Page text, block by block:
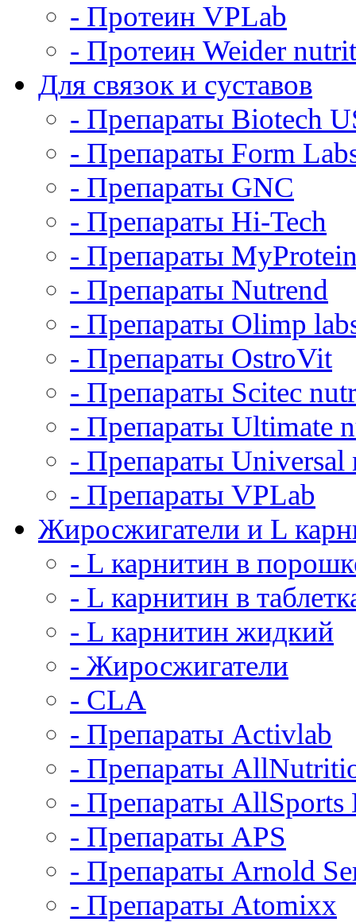
- Протеин VPLab
- Протеин Weider
Для связок и суставов
- Препараты Biotech
- Препараты Form
- Препараты GNC
- Препараты Hi-Tech
- Препараты
- Препараты Nutrend
- Препараты Olimp
- Препараты OstroVit
- Препараты Scitec
- Препараты Ultimate
- Препараты
- Препараты VPLab
Жиросжигатели и L
- L карнитин в
- L карнитин в
- L карнитин жидкий
- Жиросжигатели
- CLA
- Препараты Activlab
- Препараты
- Препараты AllSports
- Препараты APS
- Препараты Arnold
- Препараты Atomixx